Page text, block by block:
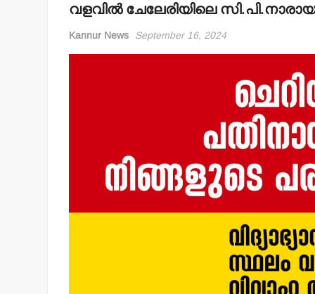
വളവില്‍ ചേലേരിയിലെ
Kannur News September 16, 2024